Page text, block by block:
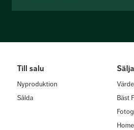
Till salu
Nyproduktion
Sålda
Sälja
Bäst